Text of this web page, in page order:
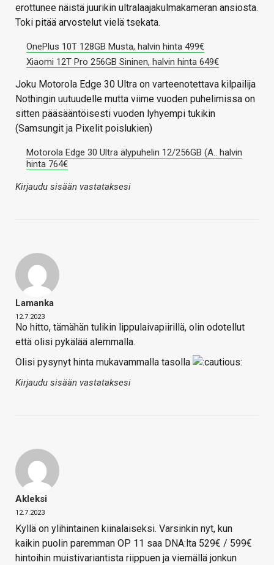
erottunee näistä juurikin ultralaajakulmakameran ansiosta.
Toki pitää arvostelut vielä tsekata.
OnePlus 10T 128GB Musta, halvin hinta 499€
Xiaomi 12T Pro 256GB Sininen, halvin hinta 649€
Joku Motorola Edge 30 Ultra on varteenotettava kilpailija
Nothingin uutuudelle mutta viime vuoden puhelimissa on
sitten pääsääntöisesti vuoden lyhyempi tukikin
(Samsungit ja Pixelit poislukien)
Motorola Edge 30 Ultra älypuhelin 12/256GB (A.. halvin
hinta 764€
Kirjaudu sisään vastataksesi
Lamanka
12.7.2023
No hitto, tämähän tulikin lippulaivapiirillä, olin odotellut
että olisi pykälää alemmalla.
Olisi pysynyt hinta mukavammalla tasolla
Kirjaudu sisään vastataksesi
Akleksi
12.7.2023
Kyllä on ylihintainen kiinalaiseksi. Varsinkin nyt, kun
kaikin puolin paremman OP 11 saa DNA:lta 529€ / 599€
hintoihin muistivariantista riippuen ja viemällä jonkun